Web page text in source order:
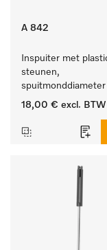
A 842
Inspuiter met
steunen,
spuitmonddiameter
lengte 90 mm, 1
18,00 € excl. BTW